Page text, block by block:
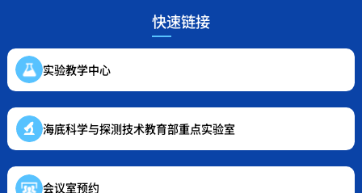
快速链接
实验教学中心
海底科学与探测技术教育部重点实验室
会议室预约